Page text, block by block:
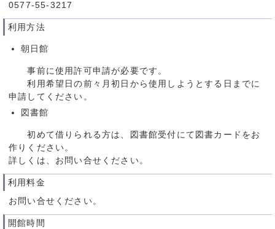
0577-55-3217
利用方法
朝日館
事前に使用許可申請が必要です。
利用希望日の前々月初日から使用しようとする日までに
申請してください。
図書館
初めて借りられる方は、図書館受付にて図書カードをお
作りください。
詳しくは、お問い合せください。
利用料金
お問い合せください。
開館時間